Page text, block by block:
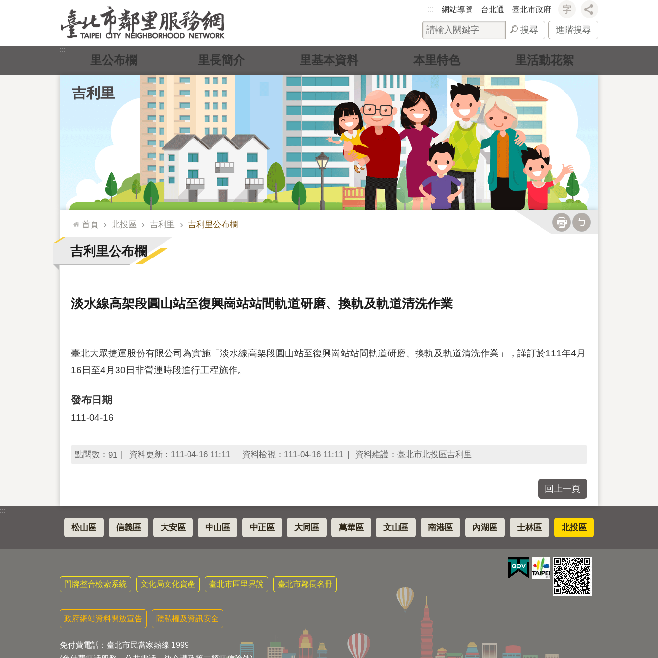
::: 網站導覽 台北通 臺北市政府
搜尋 進階搜尋
:::
吉利里
里公布欄 里長簡介 里基本資料 本里特色 里活動花絮
::: 首頁 北投區 吉利里 吉利里公布欄
吉利里公布欄
淡水線高架段圓山站至復興崗站站間軌道研磨、換軌及軌道清洗作業
臺北大眾捷運股份有限公司為實施「淡水線高架段圓山站至復興崗站站間軌道研磨、換軌及軌道清洗作業」，謹訂於111年4月
16日至4月30日非營運時段進行工程施作。
發布日期
111-04-16
點閱數： 91 資料更新：111-04-16 11:11 資料檢視：111-04-16 11:11 資料維護：臺北市北投區吉利里
回上一頁
:::
松山區 信義區 大安區 中山區 中正區 大同區 萬華區 文山區 南港區 內湖區 士林區 北投區
門牌整合檢索系統 文化局文化資產 臺北市區里界說 臺北市鄰長名冊
政府網站資料開放宣告 隱私權及資訊安全
免付費電話：臺北市民當家熱線 1999